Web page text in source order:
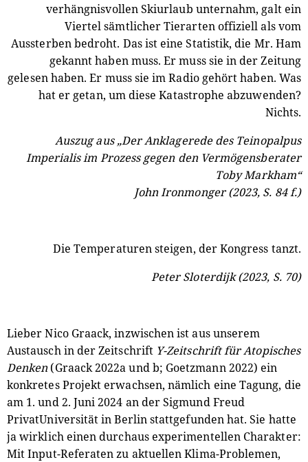
verhängnisvollen Skiurlaub unternahm, galt ein
Viertel sämtlicher Tierarten offiziell als vom
Aussterben bedroht. Das ist eine Statistik, die Mr. Ham
gekannt haben muss. Er muss sie in der Zeitung
gelesen haben. Er muss sie im Radio gehört haben. Was
hat er getan, um diese Katastrophe abzuwenden?
Nichts.
Auszug aus „Der Anklagerede des Teinopalpus
Imperialis im Prozess gegen den Vermögensberater
Toby Markham“
John Ironmonger (2023, S. 84 f.)
Die Temperaturen steigen, der Kongress tanzt.
Peter Sloterdijk (2023, S. 70)
Lieber Nico Graack, inzwischen ist aus unserem
Austausch in der Zeitschrift Y-Zeitschrift für Atopisches
Denken(Graack 2022a und b; Goetzmann 2022) ein
konkretes Projekt erwachsen, nämlich eine Tagung, die
am 1. und 2. Juni 2024 an der Sigmund Freud
PrivatUniversität in Berlin stattgefunden hat. Sie hatte
ja wirklich einen durchaus experimentellen Charakter:
Mit Input-Referaten zu aktuellen Klima-Problemen,